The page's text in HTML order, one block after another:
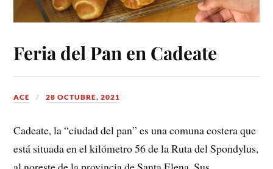
Feria del Pan en Cadeate
ACE 28 OCTUBRE, 2021
Cadeate, la “ciudad del pan” es una comuna costera que
está situada en el kilómetro 56 de la Ruta del Spondylus,